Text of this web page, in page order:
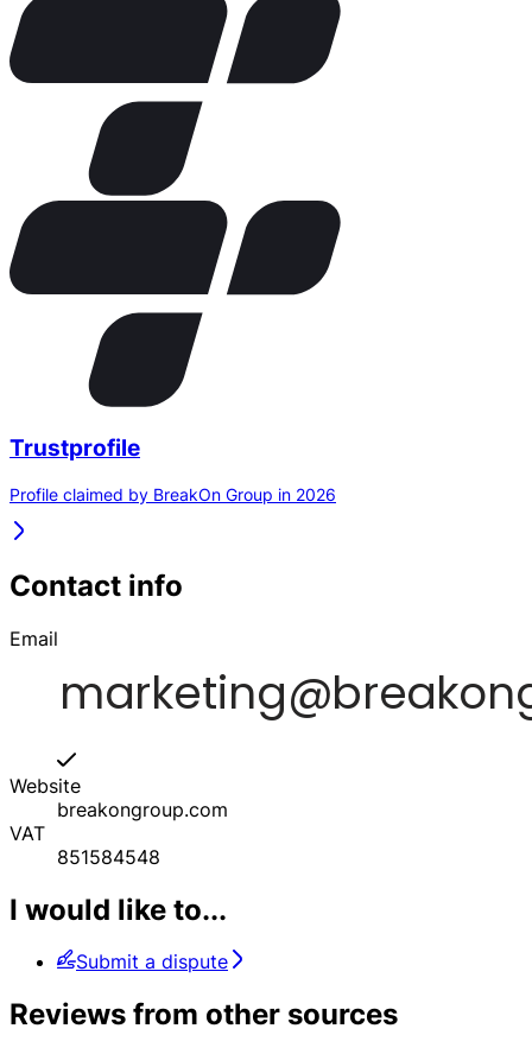
Trustprofile
Profile claimed by BreakOn Group in 2026
Contact info
Email
Website
breakongroup.com
VAT
851584548
I would like to...
Submit a dispute
Reviews from other sources